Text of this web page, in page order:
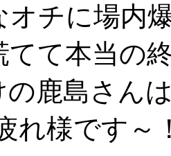
オチに場内
てて本当の
の鹿島さん
れ様です～